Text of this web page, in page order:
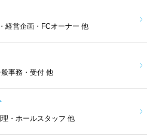
経営企画・FCオーナー 他
事務・受付 他
・ホールスタッフ 他